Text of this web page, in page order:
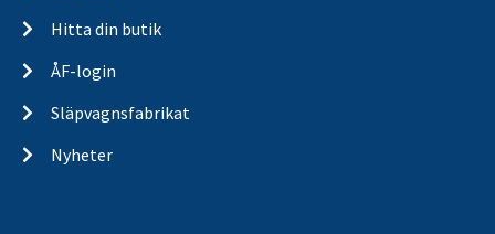
Hitta din butik
ÅF-login
Släpvagnsfabrikat
Nyheter